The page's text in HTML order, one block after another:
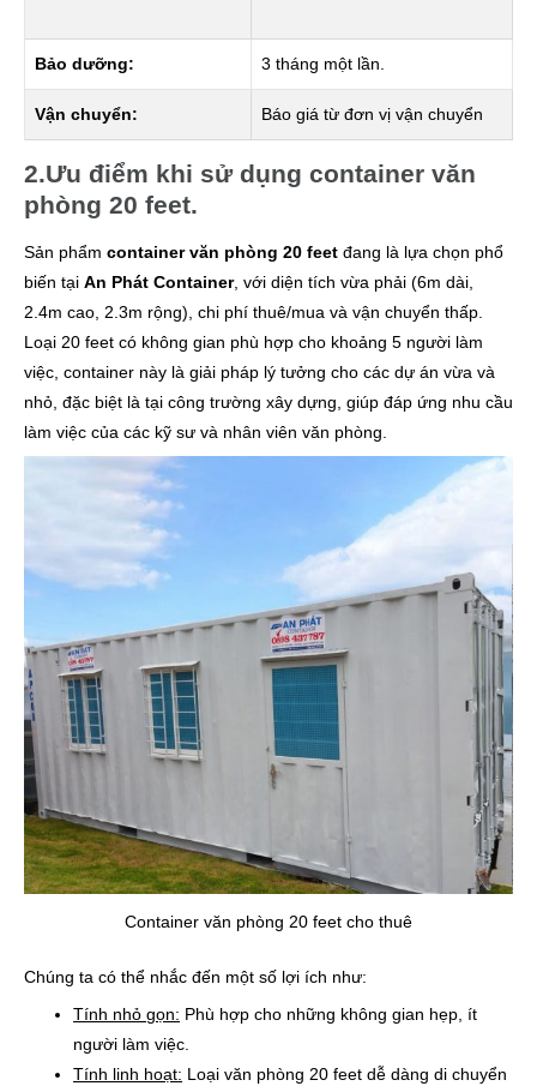
Bảo dưỡng: 3 tháng một lần.
Vận chuyển: Báo giá từ đơn vị vận chuyển
2.Ưu điểm khi sử dụng container văn
phòng 20 feet.
Sản phẩm container văn phòng 20 feet đang là lựa chọn phổ
biến tại An Phát Container, với diện tích vừa phải (6m dài,
2.4m cao, 2.3m rộng), chi phí thuê/mua và vận chuyển thấp.
Loại 20 feet có không gian phù hợp cho khoảng 5 người làm
việc, container này là giải pháp lý tưởng cho các dự án vừa và
nhỏ, đặc biệt là tại công trường xây dựng, giúp đáp ứng nhu cầu
làm việc của các kỹ sư và nhân viên văn phòng.
Container văn phòng 20 feet cho thuê
Chúng ta có thể nhắc đến một số lợi ích như:
Tính nhỏ gọn: Phù hợp cho những không gian hẹp, ít
người làm việc.
Tính linh hoạt: Loại văn phòng 20 feet dễ dàng di chuyển